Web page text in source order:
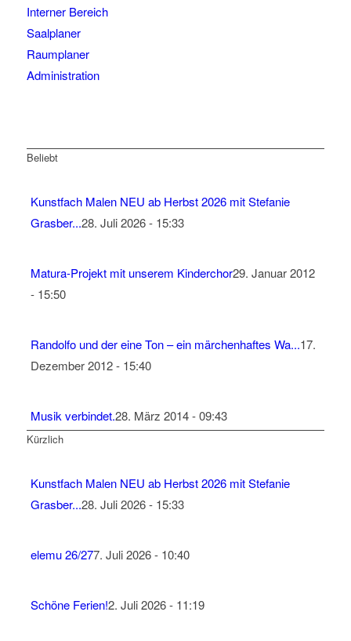
Interner Bereich
Saalplaner
Raumplaner
Administration
Beliebt
Kunstfach Malen NEU ab Herbst 2026 mit Stefanie
Grasber...28. Juli 2026 - 15:33
Matura-Projekt mit unserem Kinderchor29. Januar 2012
- 15:50
Randolfo und der eine Ton – ein märchenhaftes Wa...17.
Dezember 2012 - 15:40
Musik verbindet.28. März 2014 - 09:43
Kürzlich
Kunstfach Malen NEU ab Herbst 2026 mit Stefanie
Grasber...28. Juli 2026 - 15:33
elemu 26/277. Juli 2026 - 10:40
Schöne Ferien!2. Juli 2026 - 11:19